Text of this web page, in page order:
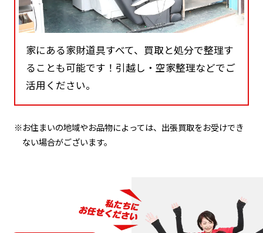
家にある家財道具すべて、買取と処分で整理す
ることも可能です！引越し・空家整理などでご
活用ください。
※お住まいの地域やお品物によっては、出張買取をお受けでき
ない場合がございます。